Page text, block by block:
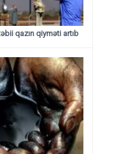
qazın qiyməti artıb